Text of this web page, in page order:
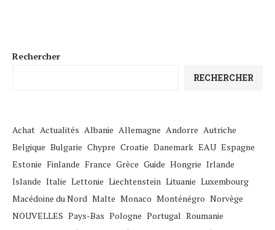
Rechercher
RECHERCHER
Achat Actualités Albanie Allemagne Andorre Autriche
Belgique Bulgarie Chypre Croatie Danemark EAU Espagne
Estonie Finlande France Grèce Guide Hongrie Irlande
Islande Italie Lettonie Liechtenstein Lituanie Luxembourg
Macédoine du Nord Malte Monaco Monténégro Norvège
NOUVELLES Pays-Bas Pologne Portugal Roumanie